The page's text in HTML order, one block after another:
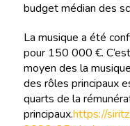
budget médian des
La musique a été
pour 150 000 €.
moyen des la
des rôles principaux
quarts de la
principaux.https://